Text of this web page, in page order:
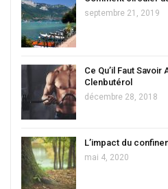
septembre 21, 2019
Ce Qu’il Faut Savoir
Clenbutérol
décembre 28, 2018
L’impact du
mai 4, 2020